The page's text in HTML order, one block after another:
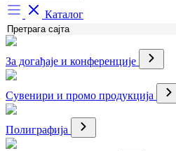
Каталог
За догађаје и конференције
Сувенири и промо продукција
Полиграфија